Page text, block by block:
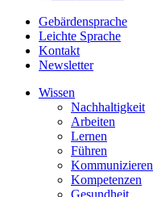
Gebärdensprache
Leichte Sprache
Kontakt
Newsletter
Wissen
Nachhaltigkeit
Arbeiten
Lernen
Führen
Kommunizieren
Kompetenzen
Gesundheit